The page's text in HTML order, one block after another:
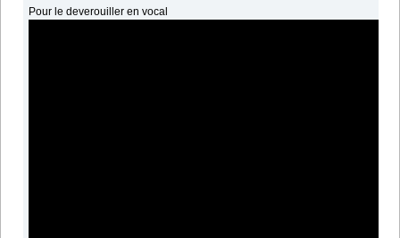
Pour le deverouiller en vocal